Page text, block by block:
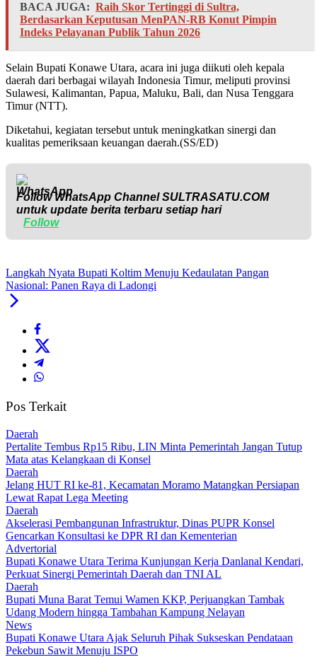
BACA JUGA: Raih Skor Tertinggi di Sultra,
Berdasarkan Keputusan MenPAN-RB Konut Pimpin
Indeks Pelayanan Publik Tahun 2026
Selain Bupati Konawe Utara, acara ini juga diikuti oleh kepala
daerah dari berbagai wilayah Indonesia Timur, meliputi provinsi
Sulawesi, Kalimantan, Papua, Maluku, Bali, dan Nusa Tenggara
Timur (NTT).
Diketahui, kegiatan tersebut untuk meningkatkan sinergi dan
kualitas pemeriksaan keuangan daerah.(SS/ED)
Follow WhatsApp ChannelSULTRASATU.COM
untuk update berita terbaru setiap hari
Follow
Langkah Nyata Bupati Koltim Menuju Kedaulatan Pangan
Nasional: Panen Raya di Ladongi
Pos Terkait
Daerah
‎Pertalite Tembus Rp15 Ribu, LIN Minta Pemerintah Jangan Tutup
Mata atas Kelangkaan di Konsel
Daerah
‎Jelang HUT RI ke-81, Kecamatan Moramo Matangkan Persiapan
Lewat Rapat Lega Meeting
Daerah
Akselerasi Pembangunan Infrastruktur, Dinas PUPR Konsel
Gencarkan Konsultasi ke DPR RI dan Kementerian
Advertorial
Bupati Konawe Utara Terima Kunjungan Kerja Danlanal Kendari,
Perkuat Sinergi Pemerintah Daerah dan TNI AL
Daerah
‎Bupati Muna Barat Temui Wamen KKP, Perjuangkan Tambak
Udang Modern hingga Tambahan Kampung Nelayan
News
Bupati Konawe Utara Ajak Seluruh Pihak Sukseskan Pendataan
Pekebun Sawit Menuju ISPO